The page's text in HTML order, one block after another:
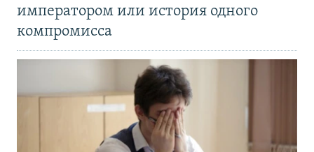
императором или история одного
компромисса